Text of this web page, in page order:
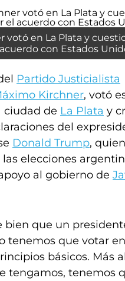
votó en La Plata y
con Estados
Partido Justicialista
Kirchner, votó
ciudad de La Plata y
del
Donald Trump,
elecciones
al gobierno de
bien que un
tenemos que votar
básicos. Más
tengamos, tenemos